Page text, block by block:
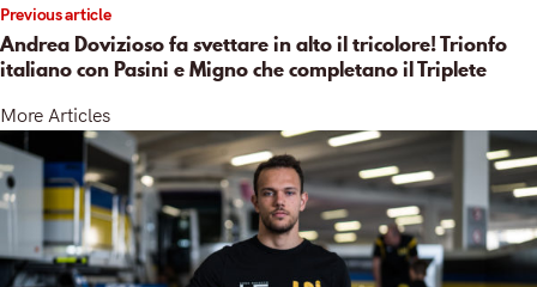
Previous article
Andrea Dovizioso fa svettare in alto il tricolore! Trionfo
italiano con Pasini e Migno che completano il Triplete
More Articles